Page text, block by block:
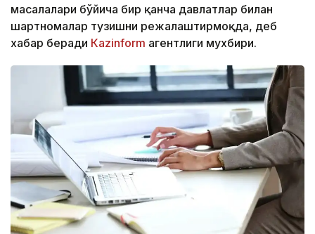
масалалари бўйича бир қанча давлатлар билан
шартномалар тузишни режалаштирмоқда, деб
хабар беради Кazinform агентлиги мухбири.